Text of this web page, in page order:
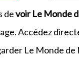
devoir Le Monde
Accédez
Le Monde